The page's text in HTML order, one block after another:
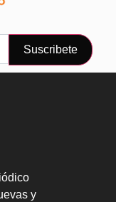
Suscribete
y